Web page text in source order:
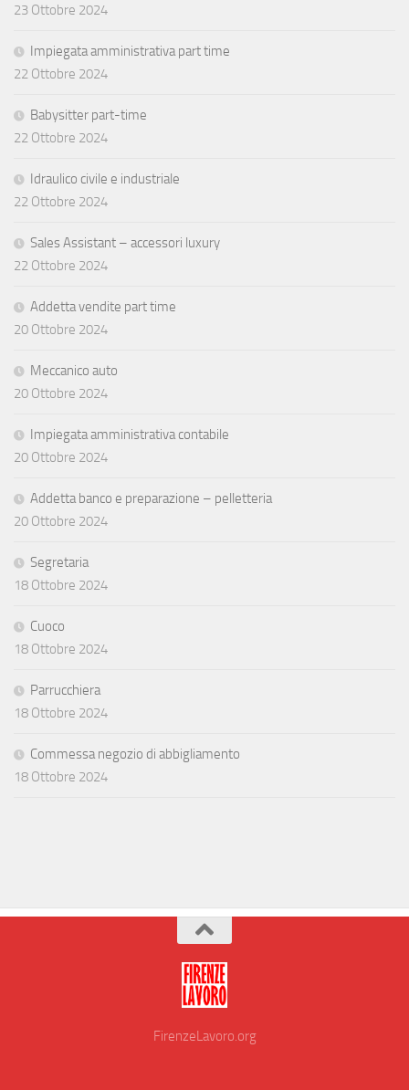
23 Ottobre 2024
Impiegata amministrativa part time
22 Ottobre 2024
Babysitter part-time
22 Ottobre 2024
Idraulico civile e industriale
22 Ottobre 2024
Sales Assistant – accessori luxury
22 Ottobre 2024
Addetta vendite part time
20 Ottobre 2024
Meccanico auto
20 Ottobre 2024
Impiegata amministrativa contabile
20 Ottobre 2024
Addetta banco e preparazione – pelletteria
20 Ottobre 2024
Segretaria
18 Ottobre 2024
Cuoco
18 Ottobre 2024
Parrucchiera
18 Ottobre 2024
Commessa negozio di abbigliamento
18 Ottobre 2024
FirenzeLavoro.org